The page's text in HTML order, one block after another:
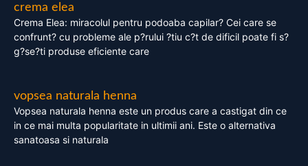
crema elea
Crema Elea: miracolul pentru podoaba capilar? Cei care se
confrunt? cu probleme ale p?rului ?tiu c?t de dificil poate fi s?
g?se?ti produse eficiente care
vopsea naturala henna
Vopsea naturala henna este un produs care a castigat din ce
in ce mai multa popularitate in ultimii ani. Este o alternativa
sanatoasa si naturala